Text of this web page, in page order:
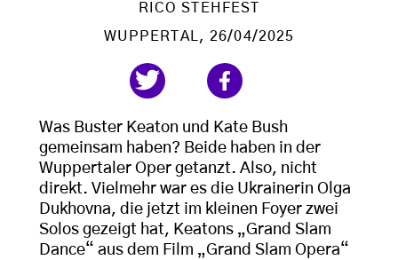
RICO STEHFEST
WUPPERTAL
, 26/04/2025
Was Buster Keaton und Kate Bush
gemeinsam haben? Beide haben in der
Wuppertaler Oper getanzt. Also, nicht
direkt. Vielmehr war es die Ukrainerin Olga
Dukhovna, die jetzt im kleinen Foyer zwei
Solos gezeigt hat, Keatons „Grand Slam
Dance“ aus dem Film „Grand Slam Opera“